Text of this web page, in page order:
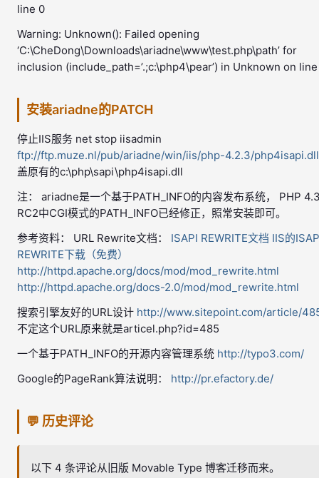
line 0
Warning: Unknown(): Failed opening
‘C:\CheDong\Downloads\ariadne\www\test.php\path’ for
inclusion (include_path=’.;c:\php4\pear’) in Unknown on
安装ariadne的PATCH
停止IIS服务 net stop iisadmin
ftp://ftp.muze.nl/pub/ariadne/win/iis/php-4.2.3/php4isapi.dll
盖原有的c:\php\sapi\php4isapi.dll
注： ariadne是一个基于PATH_INFO的内容发布系统， PHP
RC2中CGI模式的PATH_INFO已经修正，照常安装即可。
参考资料： URL Rewrite文档： ISAPI REWRITE文档 IIS的
REWRITE下载（免费）
http://httpd.apache.org/docs/mod/mod_rewrite.html
http://httpd.apache.org/docs-2.0/mod/mod_rewrite.html
搜索引擎友好的URL设计 http://www.sitepoint.com/article/
不定这个URL原来就是articel.php?id=485
一个基于PATH_INFO的开源内容管理系统 http://typo3.com/
Google的PageRank算法说明： http://pr.efactory.de/
💬 历史评论
以下 4 条评论从旧版 Movable Type 博客迁移而来。